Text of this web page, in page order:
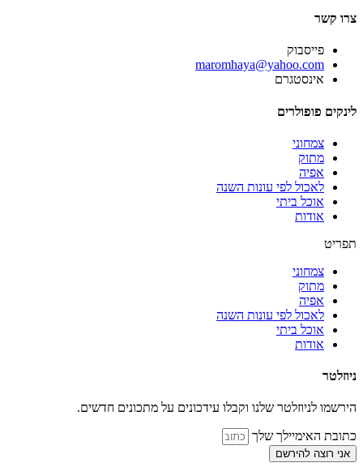
צרו קשר
פייסבוק
‫maromhaya@yahoo.com
אינסטגרם
לינקים פופולרים
צמחוני
מתוק
אפיה
לאכול לפי עונות השנה
אוכל ביתי
אודות
תפריט
צמחוני
מתוק
אפיה
לאכול לפי עונות השנה
אוכל ביתי
אודות
ניוזלטר
הירשמו לניוזלטר שלנו וקבלו עידכונים על מתכונים חדשים.
כתובת האימיילך שלך
אני רוצה להירשם